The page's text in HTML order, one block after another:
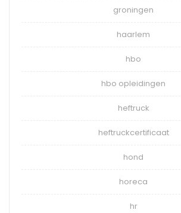
groningen
haarlem
hbo
hbo opleidingen
heftruck
heftruckcertificaat
hond
horeca
hr